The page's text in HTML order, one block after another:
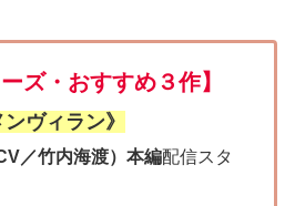
ズ・おすすめ３作】
ヴィラン》
／竹内海渡）本編配信スタ